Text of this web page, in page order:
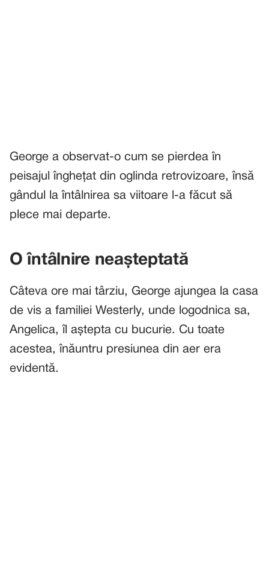
George a observat-o cum se pierdea în
peisajul înghețat din oglinda retrovizoare, însă
gândul la întâlnirea sa viitoare l-a făcut să
plece mai departe.
O întâlnire neașteptată
Câteva ore mai târziu, George ajungea la casa
de vis a familiei Westerly, unde logodnica sa,
Angelica, îl aștepta cu bucurie. Cu toate
acestea, înăuntru presiunea din aer era
evidentă.